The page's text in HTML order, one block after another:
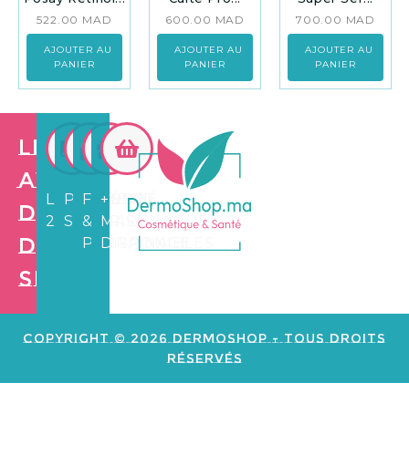
522.00 MAD
AJOUTER AU
PANIER
600.00 MAD
AJOUTER AU
PANIER
700.00 MAD
AJOUTER AU
PANIER
Les
avantages
de
Dermo
Shop
LIVRAISON
24/72H
PAIEMENT
SÉCURISÉ
FIDÉLITÉ
&
PARRAINAGE
+3.500
MARCHANDS
DISPONIBLES
Copyright © 2026 Dermoshop - Tous Droits
Réservés